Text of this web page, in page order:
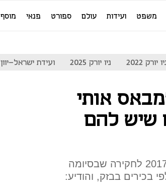
משפט ועידות עולם ספורט פנאי מוסף
יורק 2022 ניו יורק 2025 ועידת ישראל-יוון
אותי
שיש להם
ראש רשות ניירות ערך התייחס בכנס פינטק 2017 לחקירה שבסיומה
בכירים בבזק, והודיע: